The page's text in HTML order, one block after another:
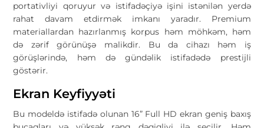
portativliyi qoruyur və istifadəçiyə işini istənilən yerdə
rahat davam etdirmək imkanı yaradır. Premium
materiallardan hazırlanmış korpus həm möhkəm, həm
də zərif görünüşə malikdir. Bu da cihazı həm iş
görüşlərində, həm də gündəlik istifadədə prestijli
göstərir.
Ekran Keyfiyyəti
Bu modeldə istifadə olunan 16” Full HD ekran geniş baxış